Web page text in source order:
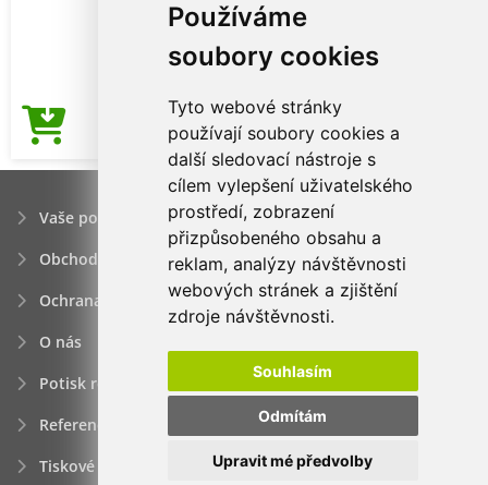
Používáme
soubory cookies
Tyto webové stránky
používají soubory cookies a
další sledovací nástroje s
cílem vylepšení uživatelského
prostředí, zobrazení
přizpůsobeného obsahu a
reklam, analýzy návštěvnosti
webových stránek a zjištění
zdroje návštěvnosti.
Souhlasím
Odmítám
Upravit mé předvolby
Cena od96,53Kč
Vaše poptávka
Obchodní podmínky
Ochrana osobních údajú
O nás
Potisk reklamních předmětů
Reference
Tiskové zprávy